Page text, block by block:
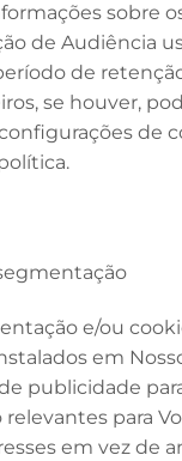
sobre
de Audiência
de
se houver,
de
e/ou
em
publicidade
para
em vez de